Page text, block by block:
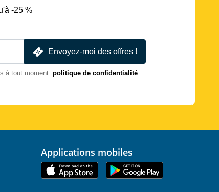
-25 %
Envoyez-moi des offres !
à tout moment. politique de confidentialité
Applications mobiles